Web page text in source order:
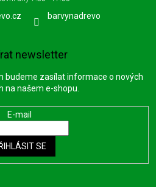
barvynadrevo
newsletter
budeme zasílat informace o nových
na našem e-shopu.
E-mail
SE